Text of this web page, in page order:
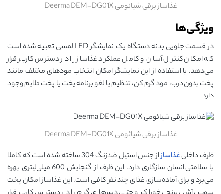
غذاساز برقی شیائومی Deerma DEM-DG01X
ویژگی‌ها
در قسمت جلویی بدنه دستگاه یک نمایشگر LED لمسی تعبیه شده است
که امکان کنترل آسان و کامل عملکرد غذاساز را در دسترس کاربر قرار
می‌دهد. با استفاده از این نمایشگر امکان انتخاب مودهای مختلف مانند
پخت بدون درب، مود گرم کن، تنظیم یا لغو برنامه پخت یا پخت ملایم وجود
دارد.
غذاساز برقی شیائومی Deerma DEM-DG01X
ظرف داخلیغذاساز
از جنس استیل ضدزنگ 304 ساخته شده است که کاملا
با سلامتی انسان سازگاری دارد. این ظرف از گنجایش 600 میلی‌لیتری بهره
می‌برد و برای آماده‌سازی غذای چند نفر کافی است. این غذاساز امکان پخت